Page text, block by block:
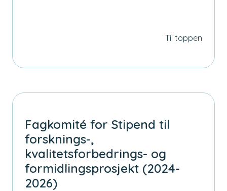
Til toppen
Fagkomité for Stipend til
forsknings-,
kvalitetsforbedrings- og
formidlingsprosjekt (2024-
2026)